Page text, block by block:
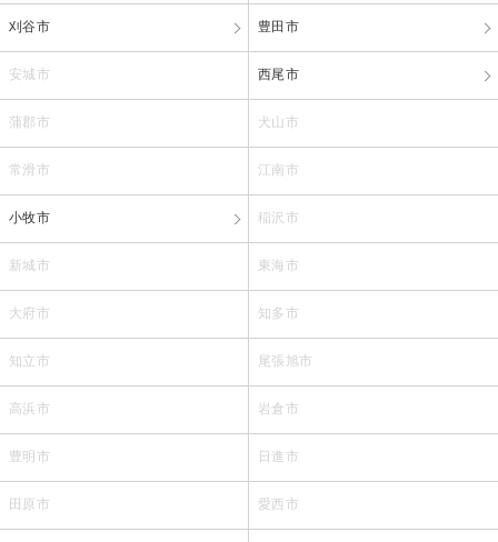
刈谷市 豊田市
安城市 西尾市
蒲郡市 犬山市
常滑市 江南市
小牧市 稲沢市
新城市 東海市
大府市 知多市
知立市 尾張旭市
高浜市 岩倉市
豊明市 日進市
田原市 愛西市